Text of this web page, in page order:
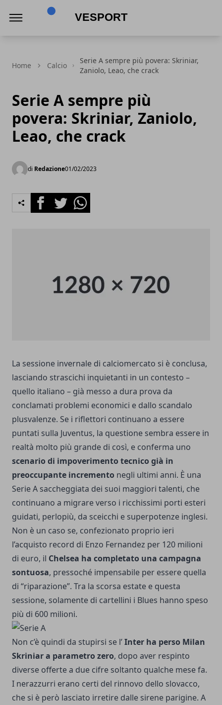
Home Calcio
Serie A sempre più povera: Skriniar,
Zaniolo, Leao, che crack
Serie A sempre più
povera: Skriniar, Zaniolo,
Leao, che crack
di Redazione01/02/2023
FacebookTwitterWhatsapp
La sessione invernale di calciomercato si è conclusa,
lasciando strascichi inquietanti in un contesto –
quello italiano – già messo a dura prova da
conclamati problemi economici e dallo scandalo
plusvalenze. Se i riflettori continuano a essere
puntati sulla Juventus, la questione sembra essere in
realtà molto più grande di così, e conferma uno
scenario di impoverimento tecnico già in
preoccupante incremento negli ultimi anni. È una
Serie A saccheggiata dei suoi maggiori talenti, che
continuano a migrare verso i ricchissimi porti esteri
guidati, perlopiù, da sceicchi e superpotenze inglesi.
Non è un caso se, confezionato proprio ieri
l’acquisto record di Enzo Fernandez per 120 milioni
di euro, il Chelsea ha completato una campagna
sontuosa, pressoché impensabile per essere quella
di “riparazione”. Tra la scorsa estate e questa
sessione, solamente di cartellini i Blues hanno speso
più di 600 milioni.
Non c’è quindi da stupirsi se l’Inter ha perso Milan
Skriniar a parametro zero, dopo aver respinto
diverse offerte a due cifre soltanto qualche mese fa.
I nerazzurri erano certi del rinnovo dello slovacco,
che si è però lasciato irretire dalle sirene parigine. A